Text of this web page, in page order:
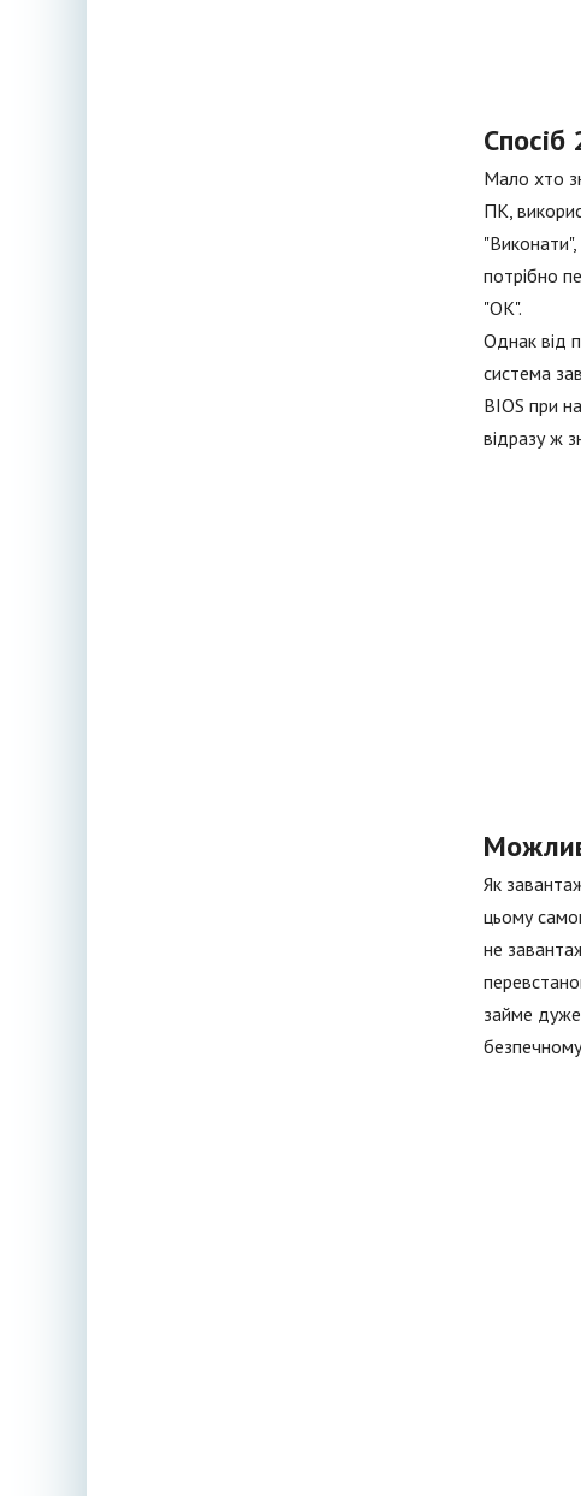
Мало хто
ПК,
потрібно
"ОК".
Однак від
система
BIOS при
відразу ж
Як
цьому
не
займе дуже